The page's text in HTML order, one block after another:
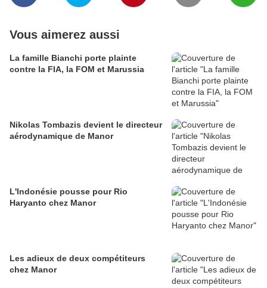
Vous aimerez aussi
La famille Bianchi porte plainte
contre la FIA, la FOM et Marussia
Nikolas Tombazis devient le directeur
aérodynamique de Manor
L'Indonésie pousse pour Rio
Haryanto chez Manor
Les adieux de deux compétiteurs
chez Manor